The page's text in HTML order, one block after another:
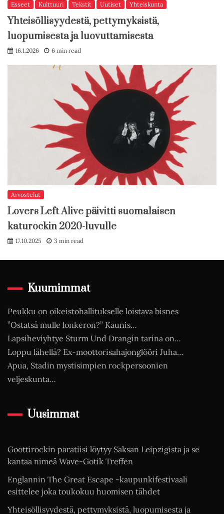
Esseet Kulttuuri Tekstit Uutiset Yhteiskunta
Yhteisöllisyydestä, pettymyksistä,
luopumisesta ja luovuttamisesta
16.1.2026 6 min read
Arvostelut
Lovers Left Alive päivitti suomalaisen
katurockin 2020-luvulle
17.10.2025 3 min read
Kuumimmat
Peukku on oikeistohallitukselle loistava bisnes
”Ostatsä mulle lonkeron?” Kaunis…
Lapsiheviyhtye Sturm Und Drangin tarina on…
Loppu lähellä? Ex-moottorisahajonglööri Juha…
Apua, Stadin mystisimpien rockpersoonien
veljeskunta…
Uusimmat
Goottirockin paratiisi löytyy Saksan Leipzigista ja se
kantaa nimeä Wave-Gotik Treffen
Englannin The Great Escape -kaupunkifestivaali
esittelee joka toukokuu huomisen tähdet
Yhteisöllisyydestä, pettymyksistä, luopumisesta ja